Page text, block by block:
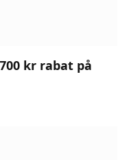
kr rabat på